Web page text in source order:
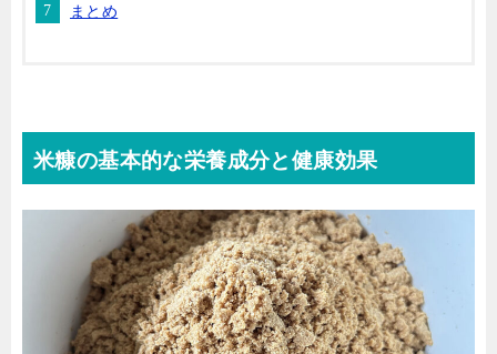
まとめ
米糠の基本的な栄養成分と健康効果